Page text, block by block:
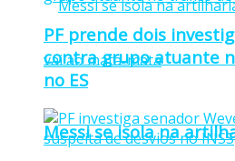
Messi se isola na
PF prende dois
contra grupo atuante
no ES